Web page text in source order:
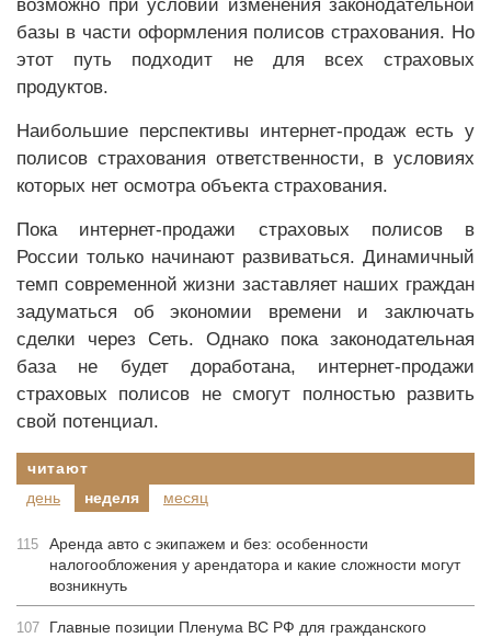
возможно при условии изменения законодательной
базы в части оформления полисов страхования. Но
этот путь подходит не для всех страховых
продуктов.
Наибольшие перспективы интернет-продаж есть у
полисов страхования ответственности, в условиях
которых нет осмотра объекта страхования.
Пока интернет-продажи страховых полисов в
России только начинают развиваться. Динамичный
темп современной жизни заставляет наших граждан
задуматься об экономии времени и заключать
сделки через Сеть. Однако пока законодательная
база не будет доработана, интернет-продажи
страховых полисов не смогут полностью развить
свой потенциал.
читают
день
неделя месяц
115
Аренда авто с экипажем и без: особенности
налогообложения у арендатора и какие сложности могут
возникнуть
107
Главные позиции Пленума ВС РФ для гражданского